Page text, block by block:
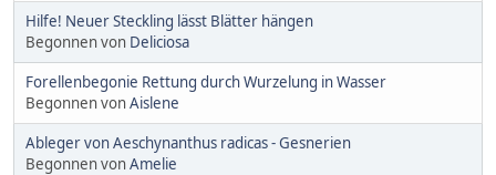
Hilfe! Neuer Steckling lässt Blätter hängen
Begonnen von Deliciosa
Forellenbegonie Rettung durch Wurzelung in Wasser
Begonnen vonAislene
Ableger von Aeschynanthus radicas - Gesnerien
Begonnen vonAmelie